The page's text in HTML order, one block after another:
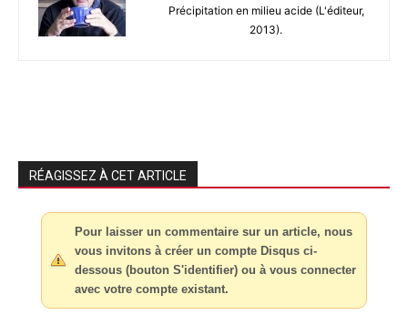
Précipitation en milieu acide (L'éditeur,
2013).
RÉAGISSEZ À CET ARTICLE
Pour laisser un commentaire sur un article, nous
vous invitons à créer un compte Disqus ci-
dessous (bouton S'identifier) ou à vous connecter
avec votre compte existant.